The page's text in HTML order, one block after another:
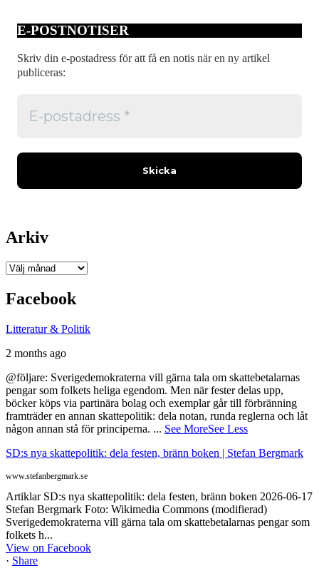
E-POSTNOTISER
Skriv din e-postadress för att få en notis när en ny artikel
publiceras:
Arkiv
Arkiv
Facebook
Litteratur & Politik
2 months ago
@följare: Sverigedemokraterna vill gärna tala om skattebetalarnas
pengar som folkets heliga egendom. Men när fester delas upp,
böcker köps via partinära bolag och exemplar går till förbränning
framträder en annan skattepolitik: dela notan, runda reglerna och låt
någon annan stå för principerna. ... See MoreSee Less
SD:s nya skattepolitik: dela festen, bränn boken | Stefan Bergmark
www.stefanbergmark.se
Artiklar SD:s nya skattepolitik: dela festen, bränn boken 2026-06-17
Stefan Bergmark Foto: Wikimedia Commons (modifierad)
Sverigedemokraterna vill gärna tala om skattebetalarnas pengar som
folkets h...
View on Facebook
· Share